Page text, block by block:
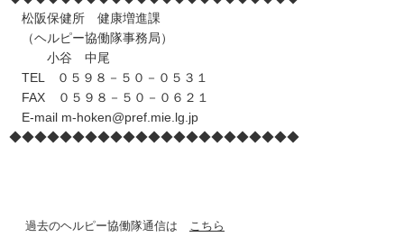
松阪保健所 健康増進課
（ヘルピー協働隊事務局）
小谷 中尾
TEL ０５９８－５０－０５３１
FAX ０５９８－５０－０６２１
E-mail m-hoken@pref.mie.lg.jp
◆◆◆◆◆◆◆◆◆◆◆◆◆◆◆◆◆◆◆◆◆◆◆
過去のヘルピー協働隊通信は こちら